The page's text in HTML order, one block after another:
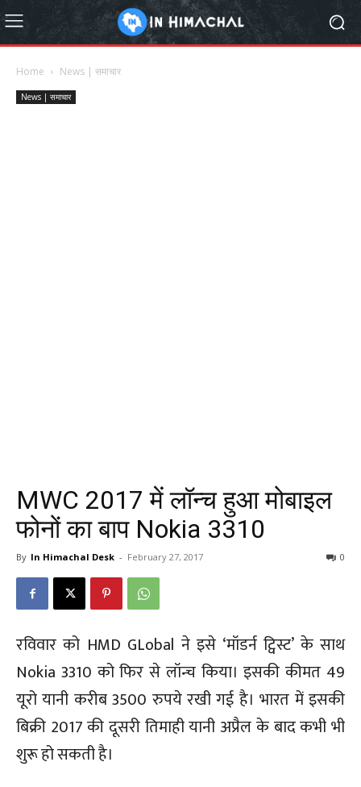
Home News | समाचार
News | समाचार
MWC 2017 में लॉन्च हुआ मोबाइल
फोनों का बाप Nokia 3310
By In Himachal Desk - February 27, 2017 0
रविवार को HMD GLobal ने इसे ‘मॉडर्न ट्विस्ट’ के साथ
Nokia 3310 को फिर से लॉन्च किया। इसकी कीमत 49
यूरो यानी करीब 3500 रुपये रखी गई है। भारत में इसकी
बिक्री 2017 की दूसरी तिमाही यानी अप्रैल के बाद कभी भी
शुरू हो सकती है।